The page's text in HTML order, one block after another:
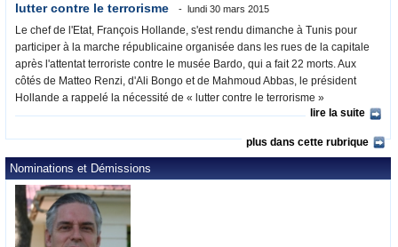
lutter contre le terrorisme
lundi 30 mars 2015
Le chef de l'Etat, François Hollande, s'est rendu dimanche à Tunis pour
participer à la marche républicaine organisée dans les rues de la capitale
après l'attentat terroriste contre le musée Bardo, qui a fait 22 morts. Aux
côtés de Matteo Renzi, d'Ali Bongo et de Mahmoud Abbas, le président
Hollande a rappelé la nécessité de « lutter contre le terrorisme »
lire la suite
plus dans cette rubrique
Nominations et Démissions